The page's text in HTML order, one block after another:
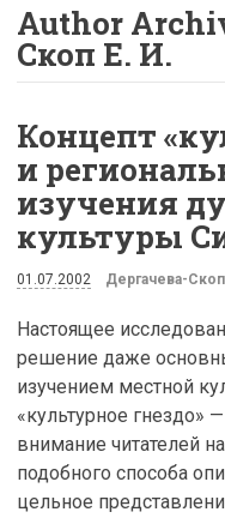
Author
Скоп Е. И.
Концепт
и
изучения
культуры
01.07.2002 Дергачева-
Настоящее
решение даже
изучением местной
«культурное гнездо»
внимание читателей
подобного способа
цельное